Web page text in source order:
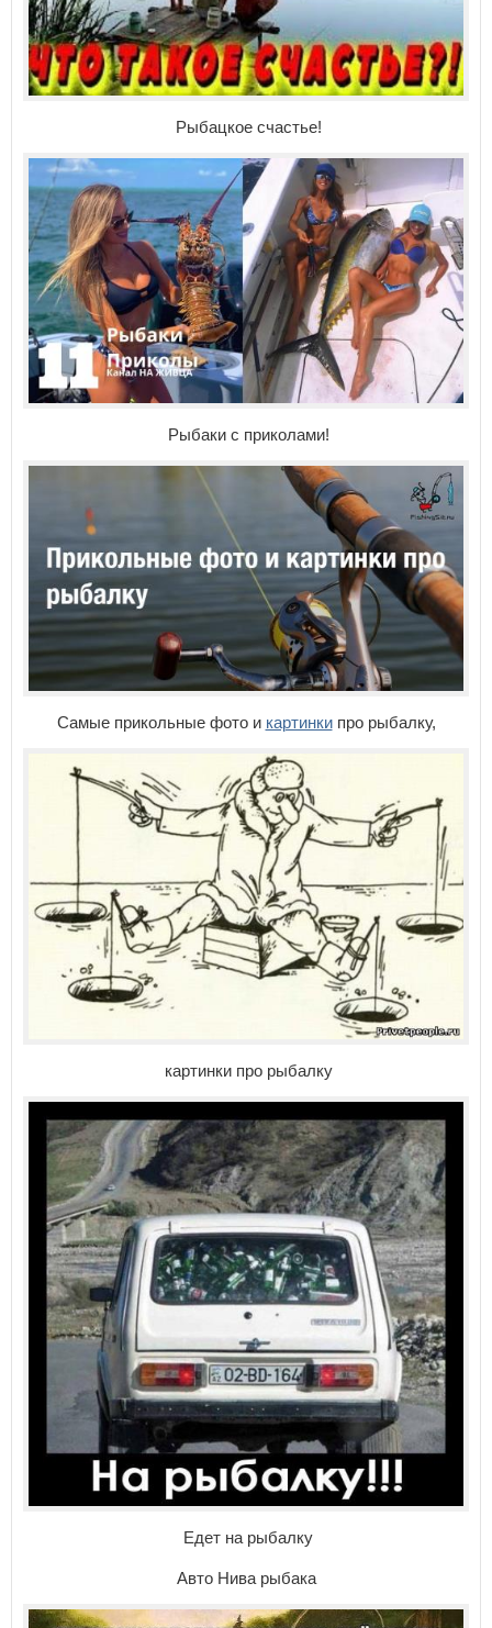
Рыбацкое счастье!
Рыбаки с приколами!
Самые прикольные фото и картинкипро рыбалку,
картинки про рыбалку
Едет на рыбалку
Авто Нива рыбака